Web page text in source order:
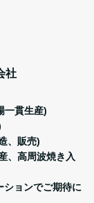
社
一貫生産)
、販売)
、高周波焼き入
ションでご期待に